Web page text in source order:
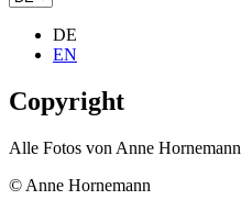
DE
EN
Copyright
Alle Fotos von Anne Hornemann
© Anne Hornemann